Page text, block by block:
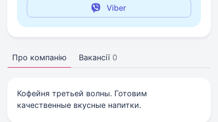
Viber
Про компанію Вакансії 0
Кофейня третьей волны. Готовим
качественные вкусные напитки.